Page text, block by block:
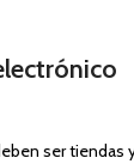
ser tiendas